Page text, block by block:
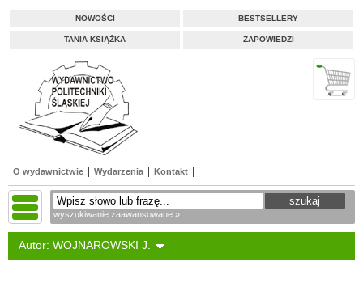
NOWOŚCI BESTSELLERY
TANIA KSIĄŻKA ZAPOWIEDZI
O wydawnictwie Wydarzenia Kontakt
wyszukiwanie zaawansowane »
Autor: WOJNAROWSKI J.